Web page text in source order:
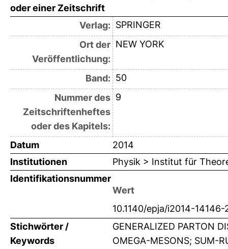
oder einer Zeitschrift
Verlag: SPRINGER
Ort der
Veröffentlichung:
NEW YORK
Band: 50
Nummer des
Zeitschriftenheftes
oder des Kapitels:
9
Datum
2014
Institutionen
Physik > Institut für
Identifikationsnummer
Wert
10.1140/epja/i2014-14146-
Stichwörter /
Keywords
GENERALIZED PARTON
OMEGA-MESONS; SUM-